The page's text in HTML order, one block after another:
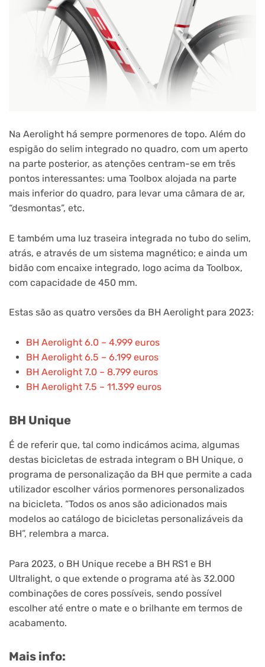
Na Aerolight há sempre pormenores de topo. Além do
espigão do selim integrado no quadro, com um aperto
na parte posterior, as atenções centram-se em três
pontos interessantes: uma Toolbox alojada na parte
mais inferior do quadro, para levar uma câmara de ar,
“desmontas”, etc.
E também uma luz traseira integrada no tubo do selim,
atrás, e através de um sistema magnético; e ainda um
bidão com encaixe integrado, logo acima da Toolbox,
com capacidade de 450 mm.
Estas são as quatro versões da BH Aerolight para 2023:
BH Aerolight 6.0 – 4.999 euros
BH Aerolight 6.5 – 6.199 euros
BH Aerolight 7.0 – 8.799 euros
BH Aerolight 7.5 – 11.399 euros
BH Unique
É de referir que, tal como indicámos acima, algumas
destas bicicletas de estrada integram o BH Unique, o
programa de personalização da BH que permite a cada
utilizador escolher vários pormenores personalizados
na bicicleta. “Todos os anos são adicionados mais
modelos ao catálogo de bicicletas personalizáveis da
BH”, relembra a marca.
Para 2023, o BH Unique recebe a BH RS1 e BH
Ultralight, o que extende o programa até às 32.000
combinações de cores possíveis, sendo possível
escolher até entre o mate e o brilhante em termos de
acabamento.
Mais info: